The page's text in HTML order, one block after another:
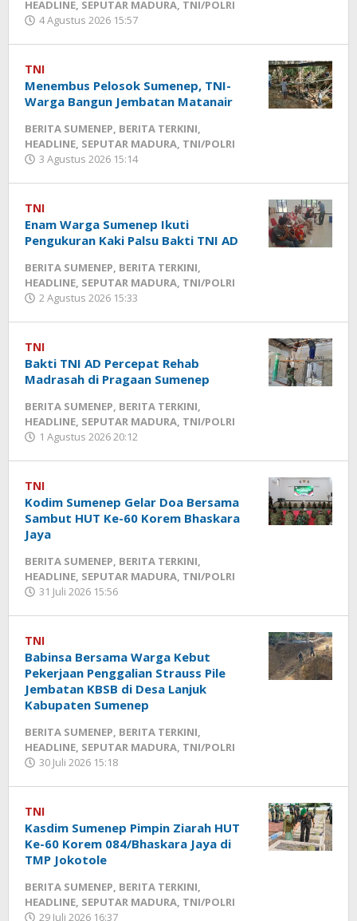
TNI/POLRI
2026
15:28
oleh
Fikhesa
HEADLINE, SEPUTAR MADURA, TNI/POLRI
4 Agustus 2026 15:57
TNI
Menembus Pelosok Sumenep, TNI-
Warga Bangun Jembatan Matanair
BERITA SUMENEP, BERITA TERKINI,
HEADLINE, SEPUTAR MADURA, TNI/POLRI
3 Agustus 2026 15:14
TNI
Enam Warga Sumenep Ikuti
Pengukuran Kaki Palsu Bakti TNI AD
BERITA SUMENEP, BERITA TERKINI,
HEADLINE, SEPUTAR MADURA, TNI/POLRI
2 Agustus 2026 15:33
TNI
Bakti TNI AD Percepat Rehab
Madrasah di Pragaan Sumenep
BERITA SUMENEP, BERITA TERKINI,
HEADLINE, SEPUTAR MADURA, TNI/POLRI
1 Agustus 2026 20:12
TNI
Kodim Sumenep Gelar Doa Bersama
Sambut HUT Ke-60 Korem Bhaskara
Jaya
BERITA SUMENEP, BERITA TERKINI,
HEADLINE, SEPUTAR MADURA, TNI/POLRI
31 Juli 2026 15:56
TNI
Babinsa Bersama Warga Kebut
Pekerjaan Penggalian Strauss Pile
Jembatan KBSB di Desa Lanjuk
Kabupaten Sumenep
BERITA SUMENEP, BERITA TERKINI,
HEADLINE, SEPUTAR MADURA, TNI/POLRI
30 Juli 2026 15:18
TNI
Kasdim Sumenep Pimpin Ziarah HUT
Ke-60 Korem 084/Bhaskara Jaya di
TMP Jokotole
BERITA SUMENEP, BERITA TERKINI,
HEADLINE, SEPUTAR MADURA, TNI/POLRI
29 Juli 2026 16:37